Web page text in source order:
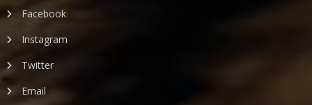
Facebook
Instagram
Twitter
Email